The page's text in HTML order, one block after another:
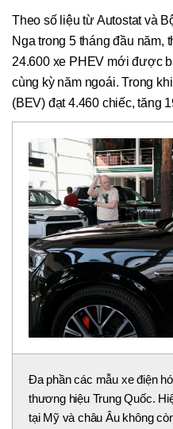
Theo số liệu từ Autostat và
Nga trong 5 tháng đầu năm,
24.600 xe PHEV mới được
cùng kỳ năm ngoái. Trong
(BEV) đạt 4.460 chiếc, tăng
Đa phần các mẫu xe điện
thương hiệu Trung Quốc.
tại Mỹ và châu Âu không